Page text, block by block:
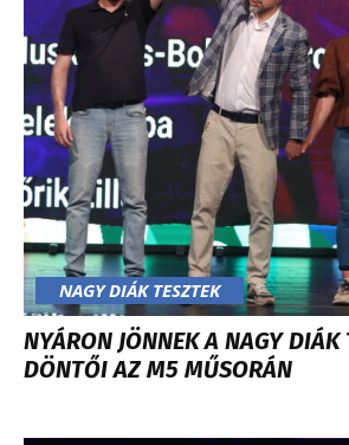
NAGY DIÁK TESZTEK
NYÁRON JÖNNEK A NAGY DIÁK
DÖNTŐI AZ M5 MŰSORÁN